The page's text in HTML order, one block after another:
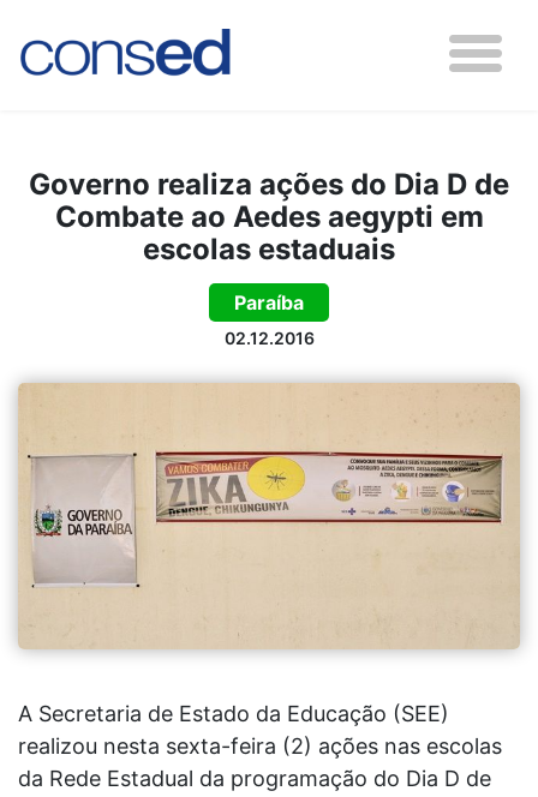
Governo realiza ações do Dia D de
Combate ao Aedes aegypti em
escolas estaduais
Paraíba
02.12.2016
A Secretaria de Estado da Educação (SEE)
realizou nesta sexta-feira (2) ações nas escolas
da Rede Estadual da programação do Dia D de